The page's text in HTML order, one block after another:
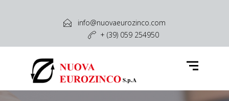
Cosa Produciamo
Cosa Acquistiamo
info@nuovaeurozinco.com
+ (39) 059 254950